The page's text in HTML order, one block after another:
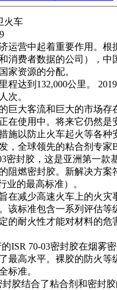
火车
运营中起着重要作用。根
消费者数据的公司），中
家资源的分配。
程达到132,000公里。
次。
巨大客流和巨大的市场存
在使用中。将来它仍然是
施以防止火车起火等各种
，全球领先的粘合剂专家
密封胶，这是亚洲第一款
阻燃密封胶。新解决方案
业的最高标准）。
在减少高速火车上的火灾
该标准包含一系列评估等
的耐火性才能对材料的危
ISR 70-03密封胶在烟雾
最高水平。裸胶的防火等
标准。
封胶结合了粘合剂和密封